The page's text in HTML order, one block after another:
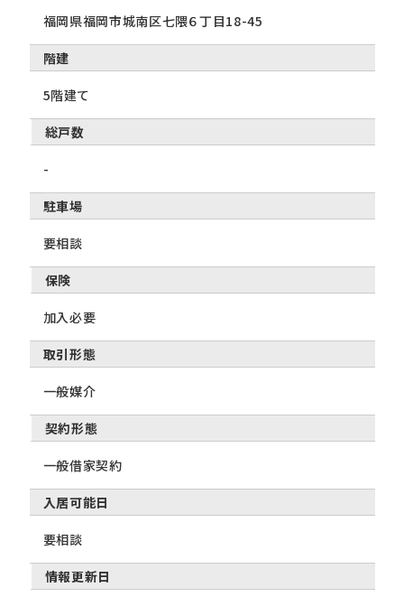
福岡県福岡市城南区七隈６丁目18-45
階建
5階建て
総戸数
-
駐車場
要相談
保険
加入必要
取引形態
一般媒介
契約形態
一般借家契約
入居可能日
要相談
情報更新日